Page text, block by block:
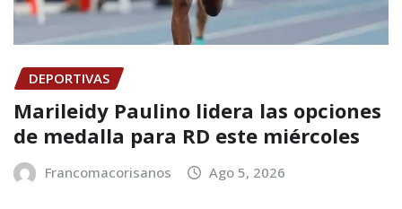
DEPORTIVAS
Marileidy Paulino lidera las opciones
de medalla para RD este miércoles
Francomacorisanos Ago 5, 2026